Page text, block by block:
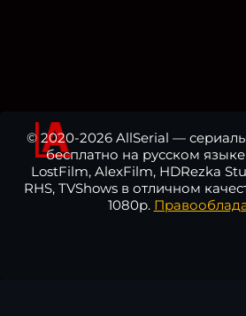
© 2020-2026 AllSerial —
бесплатно на русском
LostFilm, AlexFilm, HDRezka
RHS, TVShows в отличном
1080p.